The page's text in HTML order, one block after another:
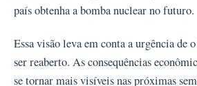
país obtenha a bomba nuclear no futuro.
Essa visão leva em conta a urgência de
ser reaberto. As consequências
se tornar mais visíveis nas próximas